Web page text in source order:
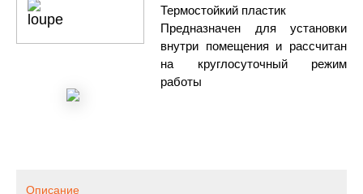
Термостойкий пластик
Предназначен для установки
внутри помещения и рассчитан
на круглосуточный режим
работы
Описание